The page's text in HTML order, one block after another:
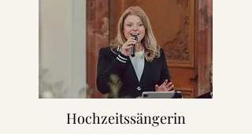
Hochzeitssängerin